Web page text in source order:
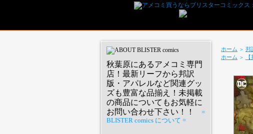
ホーム ＞ 邦
ホーム ＞
秋葉原にあるアメコミ専門
店！最新リーフから邦訳
版・アパレルなど関連グッ
ズも豊富な品揃え！未掲載
の商品についてもお気軽に
お問い合わせ下さい！！
=
BLISTER comics について =